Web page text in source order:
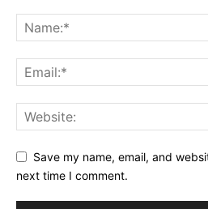
Save my name, email, and
next time I comment.